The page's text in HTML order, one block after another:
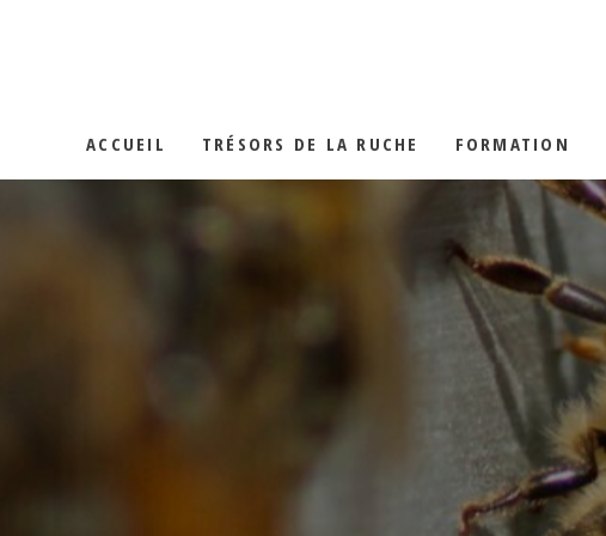
ACCUEIL TRÉSORS DE LA RUCHE
LA GELÉE ROYALE
FORMATION
LA PROPOLIS